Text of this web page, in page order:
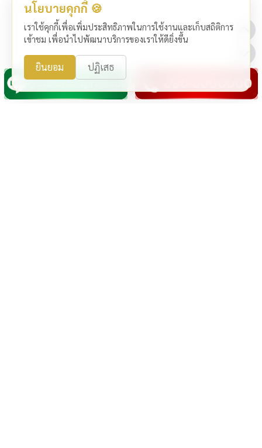
นโยบายคุกกี้ 🍪
เราใช้คุกกี้เพื่อเพิ่มประสิทธิภาพในการใช้งานและเก็บสถิติการ
เข้าชม เพื่อนำไปพัฒนาบริการของเราให้ดียิ่งขึ้น
ยินยอม ปฏิเสธ